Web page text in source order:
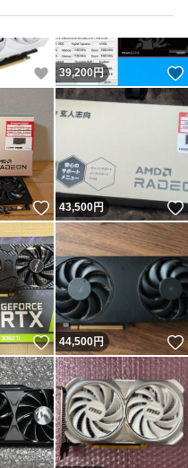
いいね！
39,200円
いいね！
43,500円
いいね！
44,500円